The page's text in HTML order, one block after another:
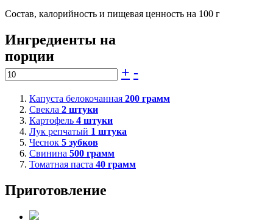
Состав, калорийность и пищевая ценность на 100 г
Ингредиенты на
порции
+ -
Капуста белокочанная 200 грамм
Свекла 2 штуки
Картофель 4 штуки
Лук репчатый 1 штука
Чеснок 5 зубков
Свинина 500 грамм
Томатная паста 40 грамм
Приготовление